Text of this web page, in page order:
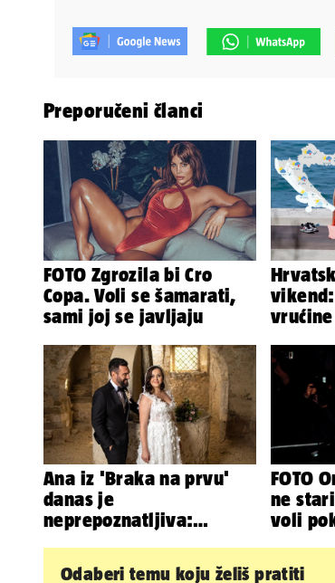
Preporučeni članci
FOTO Zgrozila bi Cro
Copa. Voli se šamarati,
sami joj se javljaju
Ana iz 'Braka na prvu'
danas je
neprepoznatljiva:
FOTO
ne
voli
Odaberi temu koju želiš pratiti